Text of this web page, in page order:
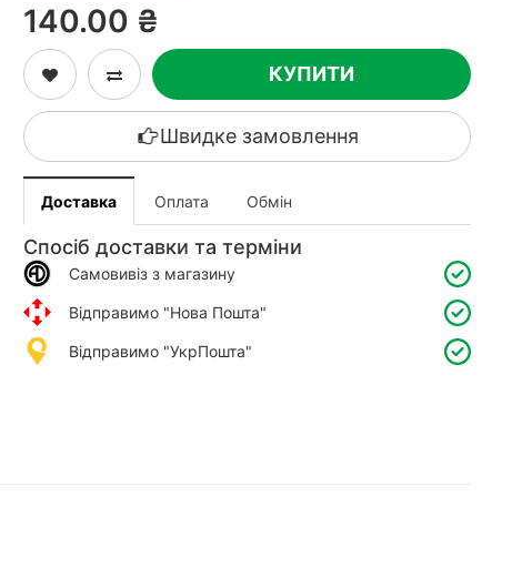
140.00 ₴
КУПИТИ
Швидке замовлення
Доставка Оплата Обмін
Спосіб доставки та терміни
Самовивіз з магазину
Відправимо "Нова Пошта"
Відправимо "УкрПошта"